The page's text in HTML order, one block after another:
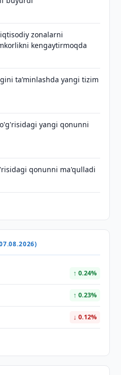
iqtisodiy zonalarni
kengaytirmoqda
taʼminlashda yangi tizim
yangi qonunni
qonunni ma'qulladi
↑ 0.24%
↑ 0.23%
↓ 0.12%